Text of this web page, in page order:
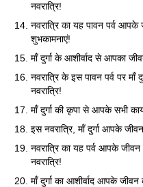
नवरात्रि!
नवरात्रि का यह पावन पर्व
शुभकामनाएं!
माँ दुर्गा के आशीर्वाद से आपका
नवरात्रि के इस पावन पर्व पर
नवरात्रि!
माँ दुर्गा की कृपा से आपके सभी
इस नवरात्रि, माँ दुर्गा आपके
नवरात्रि का यह पर्व आपके
नवरात्रि!
माँ दुर्गा का आशीर्वाद आपके